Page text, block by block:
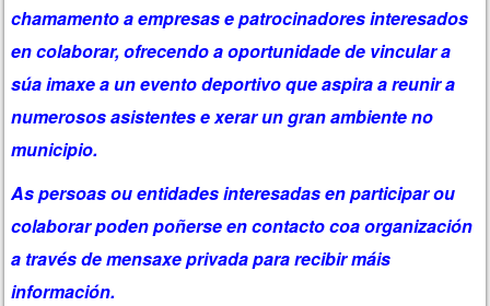
chamamento a empresas e patrocinadores interesados
en colaborar, ofrecendo a oportunidade de vincular a
súa imaxe a un evento deportivo que aspira a reunir a
numerosos asistentes e xerar un gran ambiente no
municipio.
As persoas ou entidades interesadas en participar ou
colaborar poden poñerse en contacto coa organización
a través de mensaxe privada para recibir máis
información.